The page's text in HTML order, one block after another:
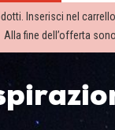
Inserisci nel
Alla fine dell’offerta